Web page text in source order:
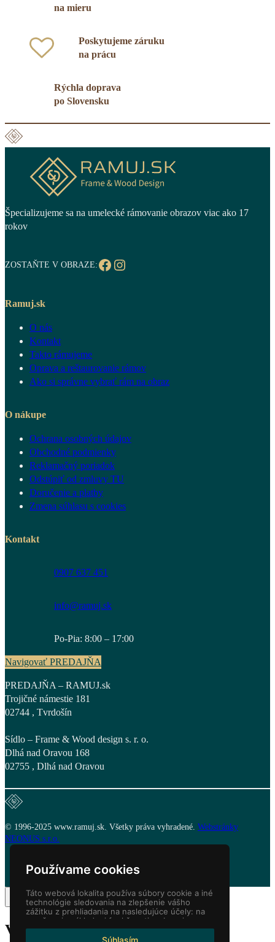
Používame cookies
Táto webová lokalita používa súbory cookie a iné
technológie sledovania na zlepšenie vášho
zážitku z prehliadania na nasledujúce účely: na
umožnenie základnej funkčnosti webovej
stránky,pre lepší zážitok na webe,na meranie
vášho záujmu o naše produkty a služby a na
na mieru
Poskytujeme záruku
na prácu
Rýchla doprava
po Slovensku
Špecializujeme sa na umelecké rámovanie obrazov viac ako 17
rokov
ZOSTAŇTE V OBRAZE:Facebook Instagram
Ramuj.sk
O nás
Kontakt
Takto rámujeme
Oprava a reštaurovanie rámov
Ako si správne vybrať rám na obraz
O nákupe
Ochrana osobných údajov
Obchodné podmienky
Reklamačný poriadok
Odstúpiť od zmluvy TU
Doručenie a platby
Zmena súhlasu s cookies
Kontakt
0907 637 451
info@ramuj.sk
Po-Pia: 8:00 – 17:00
Navigovať PREDAJŇA
PREDAJŇA – RAMUJ.sk
Trojičné námestie 181
02744 , Tvrdošín
Sídlo – Frame & Wood design s. r. o.
Dlhá nad Oravou 168
02755 , Dlhá nad Oravou
© 1996-2025 www.ramuj.sk. Všetky práva vyhradené. Webstránky
NEONUS s.r.o.
Váš košík(items: 0)